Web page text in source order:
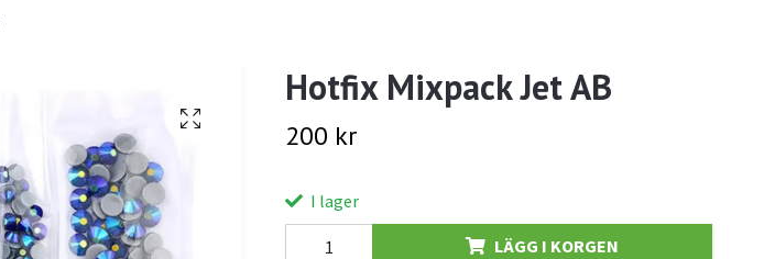
Hotfix Mixpack Jet AB
200 kr
I lager
LÄGG I KORGEN